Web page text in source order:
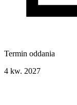
Termin oddania
4 kw. 2027